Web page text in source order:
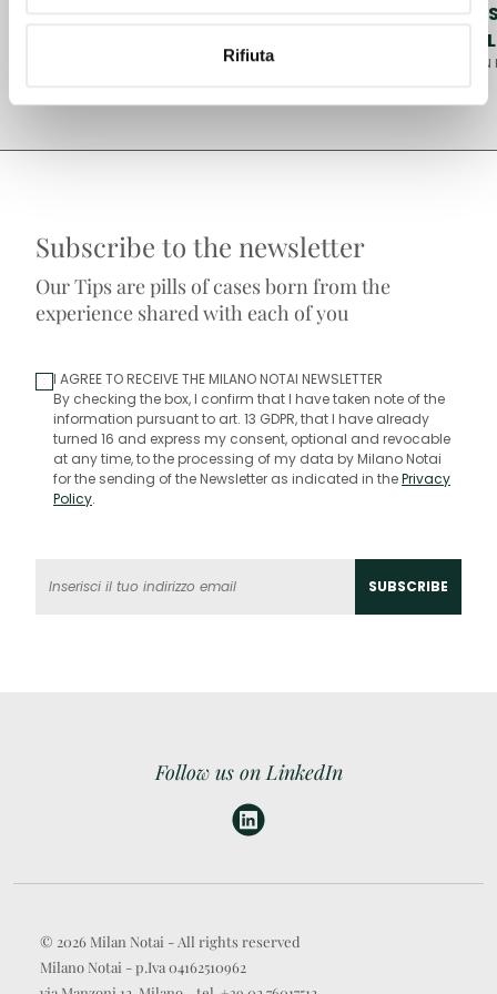
Rifiuta
DIRITTO SOCIETARIO
Subscribe to the newsletter
Our Tips are pills of cases born from the
experience shared with each of you
I AGREE TO RECEIVE THE MILANO NOTAI NEWSLETTER
By checking the box, I confirm that I have taken note of the
information pursuant to art. 13 GDPR, that I have already
turned 16 and express my consent, optional and revocable
at any time, to the processing of my data by Milano Notai
for the sending of the Newsletter as indicated in thePrivacy
Policy.
Follow us on LinkedIn
© 2026 Milan Notai - All rights reserved
Milano Notai - p.Iva 04162510962